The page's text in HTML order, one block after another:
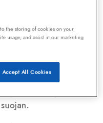
sovelluksen
tuhansia
jos kyseessä on
tai
päivitetään jatkuvasti,
the storing of cookies on your
usage, and assist in our marketing
Accept All Cookies